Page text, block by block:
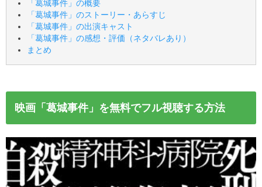
「葛城事件」の概要
「葛城事件」のストーリー・あらすじ
「葛城事件」の出演キャスト
「葛城事件」の感想・評価（ネタバレあり）
まとめ
映画「葛城事件」を無料でフル視聴する方法